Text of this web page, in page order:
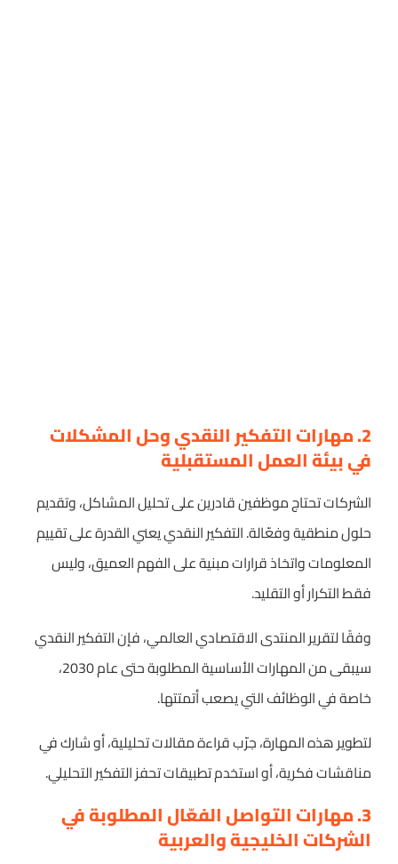
2. مهارات التفكير النقدي وحل المشكلات
في بيئة العمل المستقبلية
الشركات تحتاج موظفين قادرين على تحليل المشاكل، وتقديم
حلول منطقية وفعّالة. التفكير النقدي يعني القدرة على تقييم
المعلومات واتخاذ قرارات مبنية على الفهم العميق، وليس
فقط التكرار أو التقليد.
وفقًا لتقرير المنتدى الاقتصادي العالمي، فإن التفكير النقدي
سيبقى من المهارات الأساسية المطلوبة حتى عام 2030،
خاصة في الوظائف التي يصعب أتمتتها.
لتطوير هذه المهارة، جرّب قراءة مقالات تحليلية، أو شارك في
مناقشات فكرية، أو استخدم تطبيقات تحفز التفكير التحليلي.
3. مهارات التواصل الفعّال المطلوبة في
الشركات الخليجية والعربية